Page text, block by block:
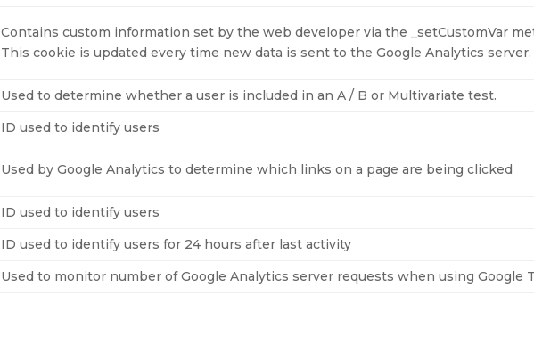
Contains custom information set by the web developer via the _setCustomVar
This cookie is updated every time new data is sent to the Google Analytics server.
Used to determine whether a user is included in an A / B or Multivariate test.
ID used to identify users
Used by Google Analytics to determine which links on a page are being clicked
ID used to identify users
ID used to identify users for 24 hours after last activity
Used to monitor number of Google Analytics server requests when using Google